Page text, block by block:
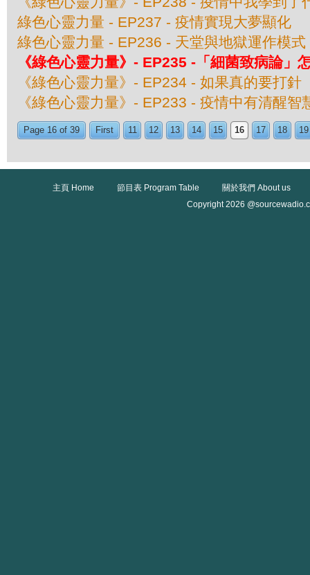
綠色心靈力量 - EP237 - 疫情實現大夢顯化
綠色心靈力量 - EP236 - 天堂與地獄運作模式
《綠色心靈力量》- EP235 -「細菌致病論
《綠色心靈力量》- EP234 - 如果真的要打針
《綠色心靈力量》- EP233 - 疫情中有清醒智
Page 16 of 39 First 11 12 13 14 15 16 17 18 19
主頁 Home 節目表 Program Table
關於我們 About us
Copyright 2026